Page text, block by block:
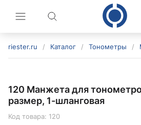
riester.ru / Каталог / Тонометры /
120 Манжета для
размер, 1-шланговая
Код товара: 120